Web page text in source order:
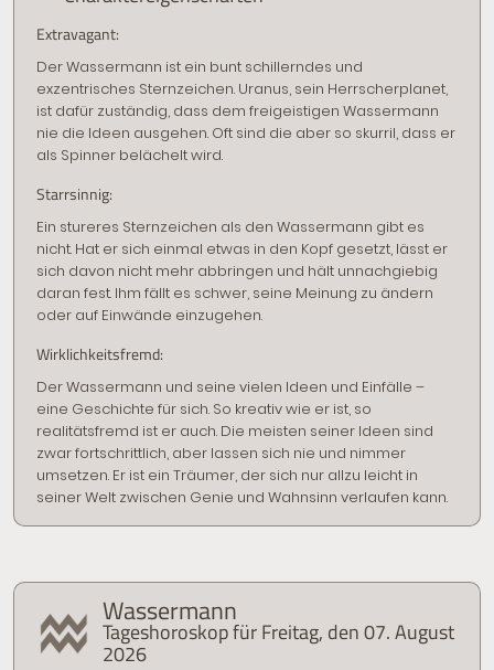
Extravagant:
Der Wassermann ist ein bunt schillerndes und
exzentrisches Sternzeichen. Uranus, sein Herrscherplanet,
ist dafür zuständig, dass dem freigeistigen Wassermann
nie die Ideen ausgehen. Oft sind die aber so skurril, dass er
als Spinner belächelt wird.
Starrsinnig:
Ein stureres Sternzeichen als den Wassermann gibt es
nicht. Hat er sich einmal etwas in den Kopf gesetzt, lässt er
sich davon nicht mehr abbringen und hält unnachgiebig
daran fest. Ihm fällt es schwer, seine Meinung zu ändern
oder auf Einwände einzugehen.
Wirklichkeitsfremd:
Der Wassermann und seine vielen Ideen und Einfälle –
eine Geschichte für sich. So kreativ wie er ist, so
realitätsfremd ist er auch. Die meisten seiner Ideen sind
zwar fortschrittlich, aber lassen sich nie und nimmer
umsetzen. Er ist ein Träumer, der sich nur allzu leicht in
seiner Welt zwischen Genie und Wahnsinn verlaufen kann.
Wassermann
Tageshoroskop für Freitag, den 07. August
2026